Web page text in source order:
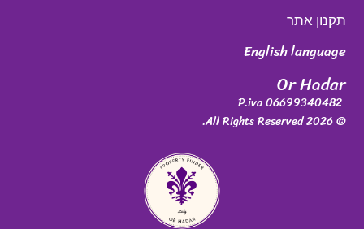
תקנון אתר
English language
Or Hadar
P.iva 06699340482
© 2026 All Rights Reserved.